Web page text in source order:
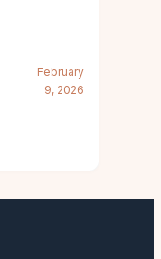
February
9, 2026